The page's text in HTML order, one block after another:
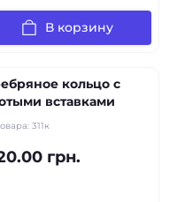
В корзину
кольцо с
вставками
311к
грн.